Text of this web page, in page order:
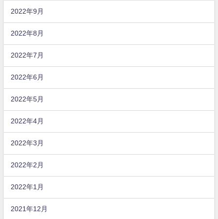
2022年9月
2022年8月
2022年7月
2022年6月
2022年5月
2022年4月
2022年3月
2022年2月
2022年1月
2021年12月